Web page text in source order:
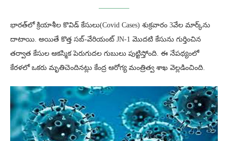
భారత్‌లో క్రియాశీల కొవిడ్ కేసులు(Covid Cases) శుక్రవారం 3వేల మార్క్‌ను
దాటాయి. అయితే కొత్త సబ్-వేరియంట్ JN-1 మొదటి కేసును గుర్తించిన
తర్వాత కేసుల ఆకస్మిక పెరుగుదల గుబులు పుట్టిస్తోంది. ఈ నేపథ్యంలో
కేరళలో ఒకరు మృతిచెందినట్లు కేంద్ర ఆరోగ్య మంత్రిత్వ శాఖ వెల్లడించింది.